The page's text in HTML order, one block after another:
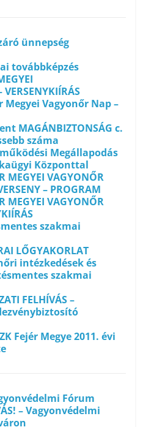
ünnepség
továbbképzés
VERSENYKIÍRÁS
Megyei Vagyonőr Nap –
MAGÁNBIZTONSÁG c.
száma
Megállapodás
Központtal
MEGYEI VAGYONŐR
– PROGRAM
MEGYEI VAGYONŐR
szakmai
LŐGYAKORLAT
intézkedések és
szakmai
FELHÍVÁS –
Fejér Megye 2011. évi
Fórum
– Vagyonvédelmi